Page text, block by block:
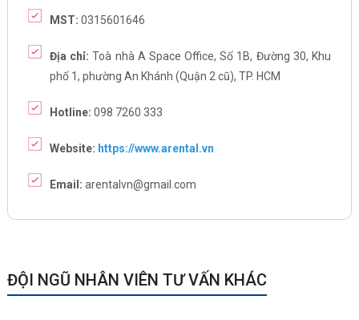
MST: 0315601646
Địa chỉ: Toà nhà A Space Office, Số 1B, Đường 30, Khu
phố 1, phường An Khánh (Quận 2 cũ), TP. HCM
Hotline: 098 7260 333
Website: https://www.arental.vn
Email: arentalvn@gmail.com
ĐỘI NGŨ NHÂN VIÊN TƯ VẤN KHÁC